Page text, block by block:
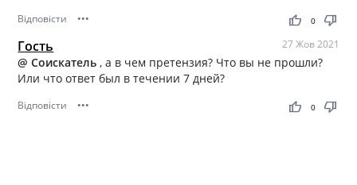
Відповісти ••• thumb_up thumb_down
0
Гость 27 Жов 2021
@ Соискатель , а в чем претензия? Что вы не прошли?
Или что ответ был в течении 7 дней?
Відповісти ••• thumb_up thumb_down
0